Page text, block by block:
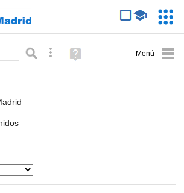
Búsqueda avanzada
Ayuda
(en